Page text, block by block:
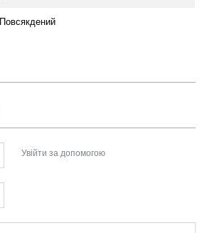
Повсякдений
Увійти за допомогою